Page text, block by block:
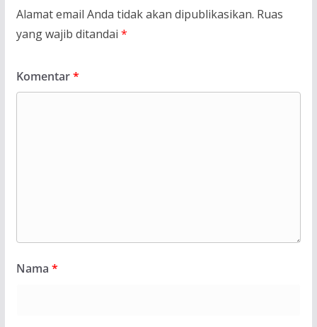
Alamat email Anda tidak akan dipublikasikan. Ruas
yang wajib ditandai *
Komentar*
Nama *